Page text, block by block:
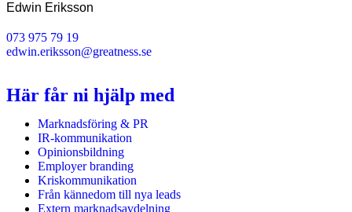
Edwin Eriksson
073 975 79 19
edwin.eriksson@greatness.se
Här får ni hjälp med
Marknadsföring & PR
IR-kommunikation
Opinionsbildning
Employer branding
Kriskommunikation
Från kännedom till nya leads
Extern marknadsavdelning